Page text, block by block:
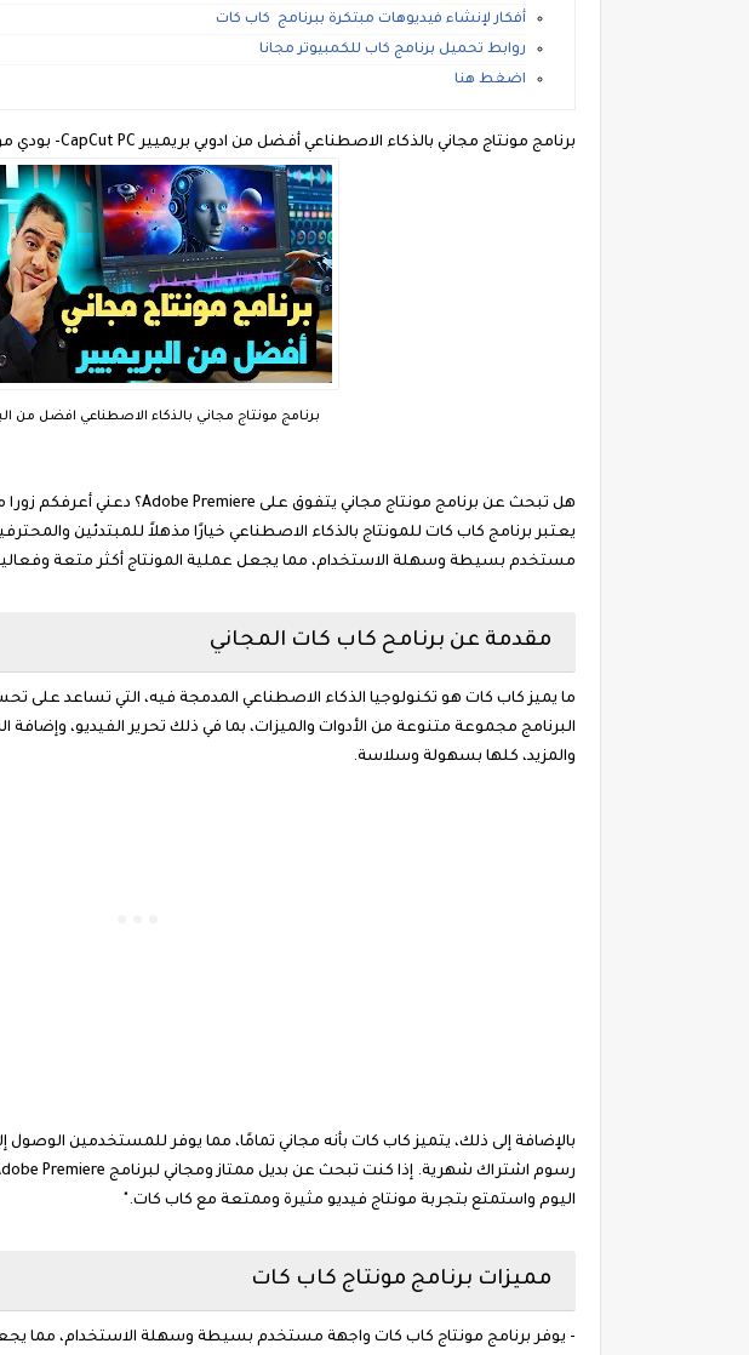
أفكار لإنشاء فيديوهات مبتكرة ببرنامج كاب كات
روابط تحميل برنامج كاب للكمبيوتر مجانا
اضغط هنا
برنامج مونتاج مجاني بالذكاء الاصطناعي أفضل من ادوبي بريميير CapCut PC- بودي مود
برنامج مونتاج مجاني بالذكاء الاصطناعي افضل من
هل تبحث عن برنامج مونتاج مجاني يتفوق على Adobe Premiere؟ دعني أعرفكم زورا موقعنا
يعتبر برنامج كاب كات للمونتاج بالذكاء الاصطناعي خيارًا مذهلاً للمبتدئين
مستخدم بسيطة وسهلة الاستخدام، مما يجعل عملية المونتاج أكثر متعة
مقدمة عن برنامح كاب كات المجاني
ما يميز كاب كات هو تكنولوجيا الذكاء الاصطناعي المدمجة فيه، التي تساعد على
البرنامج مجموعة متنوعة من الأدوات والميزات، بما في ذلك تحرير الفيديو، وإضافة
والمزيد، كلها بسهولة وسلاسة.
بالإضافة إلى ذلك، يتميز كاب كات بأنه مجاني تمامًا، مما يوفر للمستخدمين الوصول
اليوم واستمتع بتجربة مونتاج فيديو مثيرة وممتعة مع كاب كات."
مميزات برنامج مونتاج كاب كات
- يوفر برنامج مونتاج كاب كات واجهة مستخدم بسيطة وسهلة الاستخدام، مما